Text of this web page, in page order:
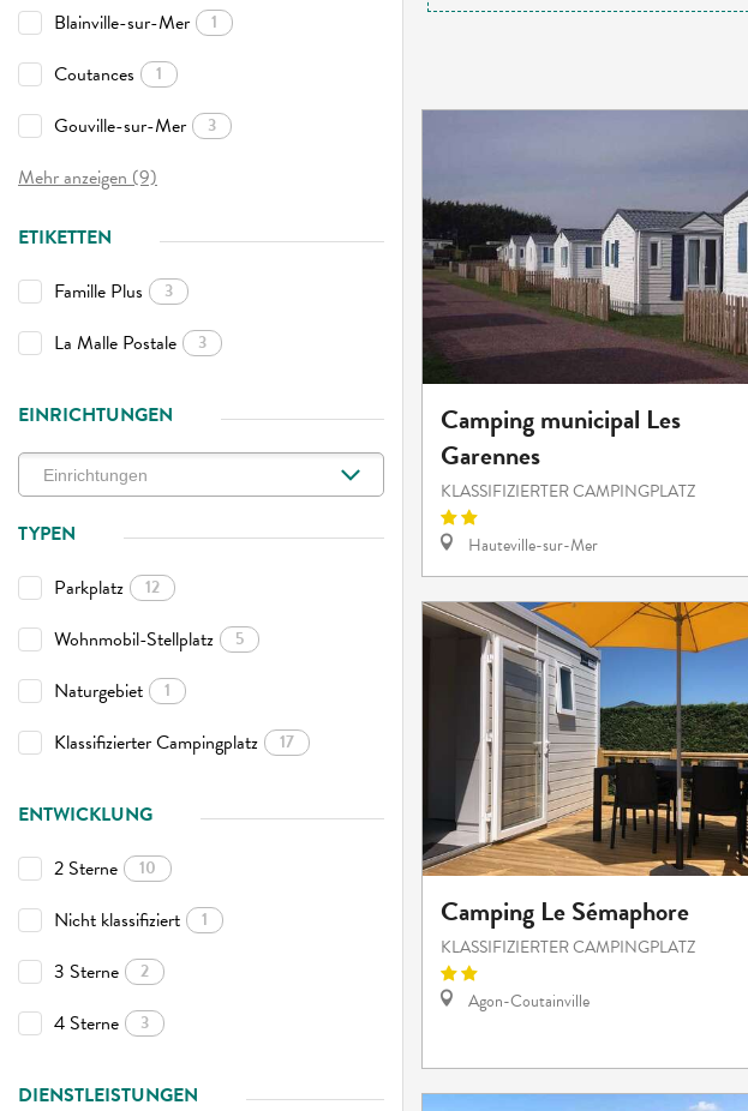
Blainville-sur-Mer 1
Coutances 1
Gouville-sur-Mer 3
Mehr anzeigen (9)
ETIKETTEN
Famille Plus
3
La Malle Postale 3
EINRICHTUNGEN
TYPEN
Parkplatz
12
Wohnmobil-Stellplatz 5
Naturgebiet 1
Klassifizierter Campingplatz 17
ENTWICKLUNG
2 Sterne
10
Nicht klassifiziert 1
3 Sterne 2
4 Sterne 3
DIENSTLEISTUNGEN
Camping municipal Les
Garennes
KLASSIFIZIERTER CAMPINGPLATZ
Hauteville-sur-Mer
Camping Le Sémaphore
KLASSIFIZIERTER CAMPINGPLATZ
Agon-Coutainville